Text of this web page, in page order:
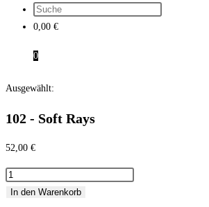
0,00 €
0
Ausgewählt:
102 - Soft Rays
52,00 €
102
In den Warenkorb